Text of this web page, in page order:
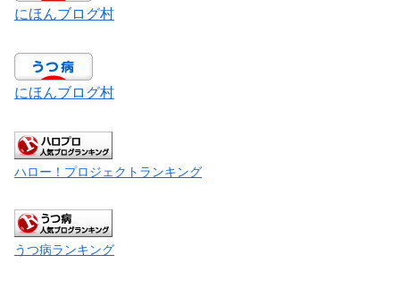
にほんブログ村
にほんブログ村
ハロー！プロジェクトランキング
うつ病ランキング